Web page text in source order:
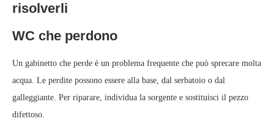
risolverli
WC che perdono
Un gabinetto che perde è un problema frequente che può sprecare molta
acqua. Le perdite possono essere alla base, dal serbatoio o dal
galleggiante. Per riparare, individua la sorgente e sostituisci il pezzo
difettoso.